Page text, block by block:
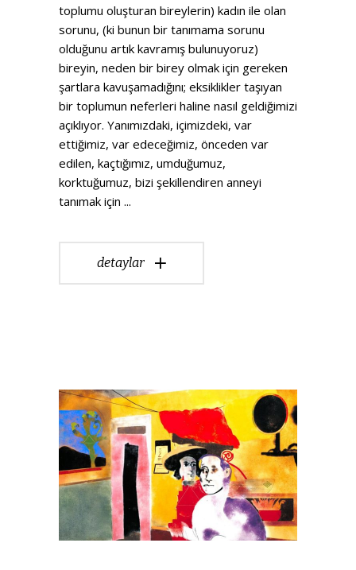
toplumu oluşturan bireylerin) kadın ile olan
sorunu, (ki bunun bir tanımama sorunu
olduğunu artık kavramış bulunuyoruz)
bireyin, neden bir birey olmak için gereken
şartlara kavuşamadığını; eksiklikler taşıyan
bir toplumun neferleri haline nasıl geldiğimizi
açıklıyor. Yanımızdaki, içimizdeki, var
ettiğimiz, var edeceğimiz, önceden var
edilen, kaçtığımız, umduğumuz,
korktuğumuz, bizi şekillendiren anneyi
tanımak için
detaylar